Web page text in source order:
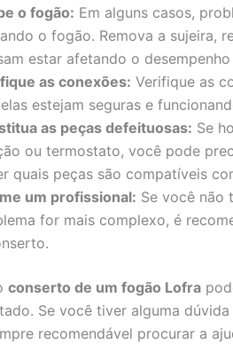
o fogão: Em alguns casos,
o fogão. Remova a sujeira,
estar afetando o
as conexões: Verifique as
estejam seguras e
as peças defeituosas: Se
ou termostato, você pode
quais peças são compatíveis
um profissional: Se você não
for mais complexo, é
conserto de um fogão Lofra
Se você tiver alguma
recomendável procurar a